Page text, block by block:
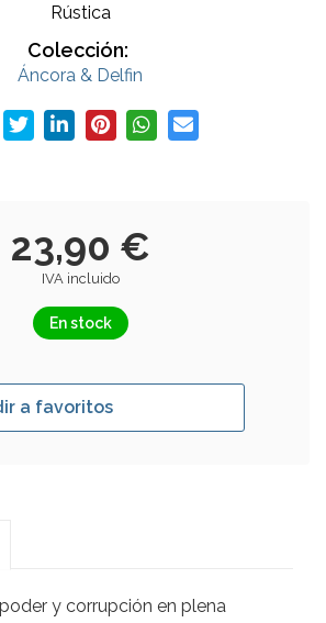
Rústica
Colección:
Áncora & Delfin
23,90 €
IVA incluido
En stock
a favoritos
y corrupción en plena